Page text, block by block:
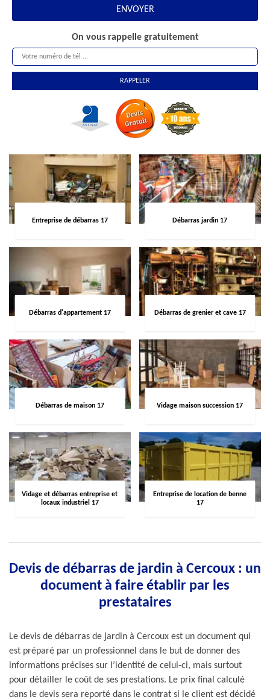
On vous rappelle gratuitement
Entreprise de débarras 17 Débarras jardin 17
Débarras d'appartement 17 Débarras de grenier et cave 17
Débarras de maison 17 Vidage maison succession 17
Vidage et débarras entreprise et
locaux industriel 17
Entreprise de location de benne
17
Devis de débarras de jardin à Cercoux : un
document à faire établir par les
prestataires
Le devis de débarras de jardin à Cercoux est un document qui
est préparé par un professionnel dans le but de donner des
informations précises sur l’identité de celui-ci, mais surtout
pour détailler le coût de ses prestations. Le prix final calculé
dans le devis sera reporté dans le contrat si le client est décidé